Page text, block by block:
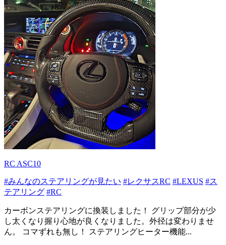
RC ASC10
#みんなのステアリングが見たい #レクサスRC #LEXUS #ス
テアリング #RC
カーボンステアリングに換装しました！ グリップ部分が少
し太くなり握り心地が良くなりました。外径は変わりませ
ん。 コマずれも無し！ ステアリングヒーター機能...